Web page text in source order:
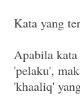
Kata yang
Apabila
'pelaku',
'khaaliq'